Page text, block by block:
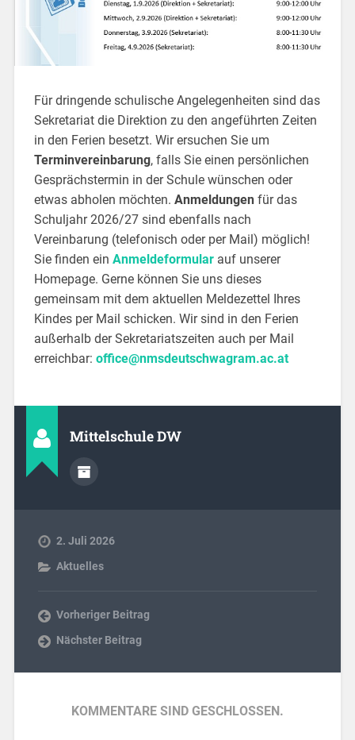
Für dringende schulische Angelegenheiten sind das
Sekretariat die Direktion zu den angeführten Zeiten
in den Ferien besetzt. Wir ersuchen Sie um
Terminvereinbarung, falls Sie einen persönlichen
Gesprächstermin in der Schule wünschen oder
etwas abholen möchten. Anmeldungenfür das
Schuljahr 2026/27 sind ebenfalls nach
Vereinbarung (telefonisch oder per Mail) möglich!
Sie finden ein Anmeldeformularauf unserer
Homepage. Gerne können Sie uns dieses
gemeinsam mit dem aktuellen Meldezettel Ihres
Kindes per Mail schicken. Wir sind in den Ferien
außerhalb der Sekretariatszeiten auch per Mail
erreichbar: office@nmsdeutschwagram.ac.at
Mittelschule DW
2. Juli 2026
Aktuelles
Vorheriger Beitrag
Nächster Beitrag
KOMMENTARE SIND GESCHLOSSEN.